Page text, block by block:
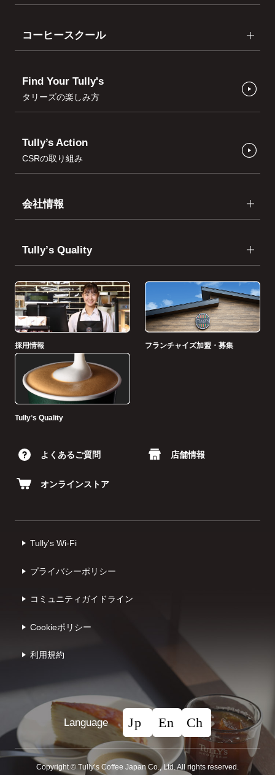
コーヒースクール
Find Your Tully's
タリーズの楽しみ方
Tully’s Action
CSRの取り組み
会社情報
Tullyʼs Quality
採用情報 フランチャイズ加盟・募集
Tullyʼs Quality
よくあるご質問 店舗情報
オンラインストア
Tully's Wi-Fi
プライバシーポリシー
コミュニティガイドライン
Cookieポリシー
利⽤規約
Language
Copyright © Tullyʼs Coffee Japan Co., Ltd. All rights reserved.